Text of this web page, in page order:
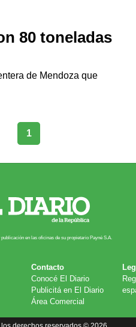
80 toneladas
de Mendoza que
1
en las oficinas de su propietario Payn​é S.A.
Contacto
Conocé El Diario
Publicitá en El Diario
Área Comercial